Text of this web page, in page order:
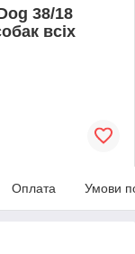
38/18
всіх
Оплата Умови